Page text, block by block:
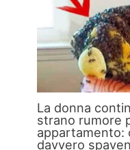
La donna
strano rumore
appartamento:
davvero